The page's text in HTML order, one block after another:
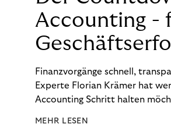
Accounting -
Finanzvorgänge schnell,
Experte Florian Krämer hat
Accounting Schritt halten
MEHR LESEN